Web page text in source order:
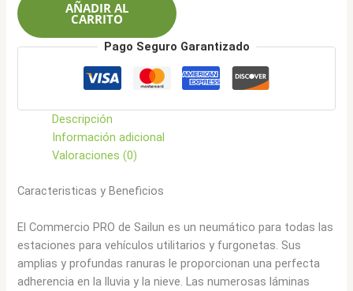
Commercio
PRO
AÑADIR AL
CARRITO
Pago Seguro Garantizado
Descripción
Información adicional
Valoraciones (0)
Caracteristicas y Beneficios
El Commercio PRO de Sailun es un neumático para todas las
estaciones para vehículos utilitarios y furgonetas. Sus
amplias y profundas ranuras le proporcionan una perfecta
adherencia en la lluvia y la nieve. Las numerosas láminas